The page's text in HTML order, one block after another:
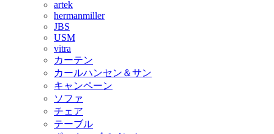
artek
hermanmiller
JBS
USM
vitra
カーテン
カールハンセン＆サン
キャンペーン
ソファ
チェア
テーブル